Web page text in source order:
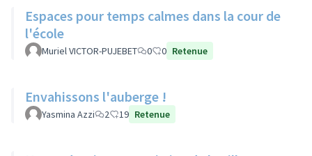
Espaces pour temps calmes dans la cour de
l'école
Muriel VICTOR-PUJEBET 0 0 Retenue
Envahissons l'auberge !
Yasmina Azzi 2 19 Retenue